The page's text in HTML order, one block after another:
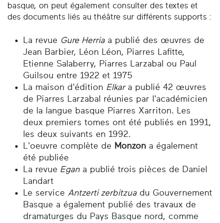
basque, on peut également consulter des textes et
des documents liés au théâtre sur différents supports :
La revue Gure Herriaa publié des œuvres de
Jean Barbier, Léon Léon, Piarres Lafitte,
Etienne Salaberry, Piarres Larzabal ou Paul
Guilsou entre 1922 et 1975
La maison d'édition Elkara publié 42 œuvres
de Piarres Larzabal réunies par l'académicien
de la langue basque Piarres Xarriton. Les
deux premiers tomes ont été publiés en 1991,
les deux suivants en 1992.
L'oeuvre complète de Monzon a également
été publiée
La revue Egana publié trois pièces de Daniel
Landart
Le service Antzerti zerbitzuadu Gouvernement
Basque a également publié des travaux de
dramaturges du Pays Basque nord, comme